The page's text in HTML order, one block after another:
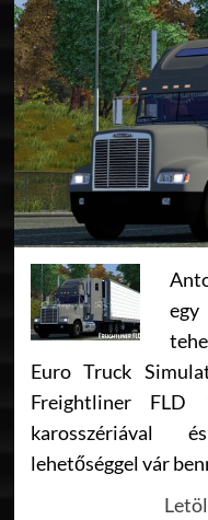
Euro Truck
Freightliner FLD
karosszériával
lehetőséggel vár